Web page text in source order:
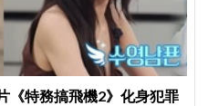
《特務搞飛機2》化身犯罪